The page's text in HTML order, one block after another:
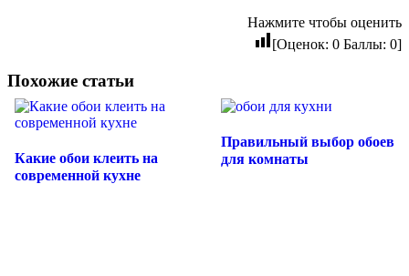
Нажмите чтобы оценить
[Оценок: 0 Баллы: 0]
Похожие статьи
Какие обои клеить на
современной кухне
Правильный выбор обоев
для комнаты